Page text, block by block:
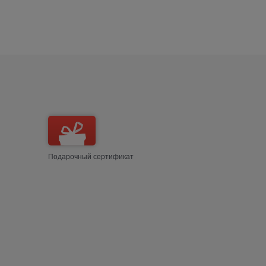
Подарочный сертификат